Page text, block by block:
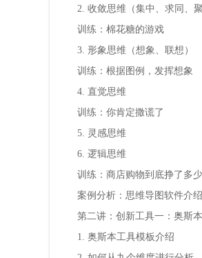
2. 收敛思维（集中、求同、聚
训练：棉花糖的游戏
3. 形象思维（想象、联想）
训练：根据图例，发挥想象
4. 直觉思维
训练：你肯定撒谎了
5. 灵感思维
6. 逻辑思维
训练：商店购物到底挣了多
案例分析：思维导图软件介绍
第二讲：创新工具一：奥斯
1. 奥斯本工具模板介绍